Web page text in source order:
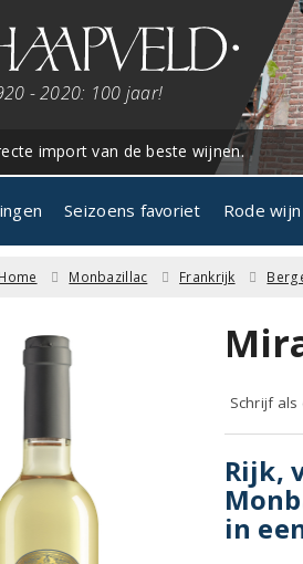
- 2020: 100 jaar!
import van de beste wijnen.
Seizoens favoriet Rode wijn
Home Monbazillac Frankrijk
Schrijf
Rijk,
in